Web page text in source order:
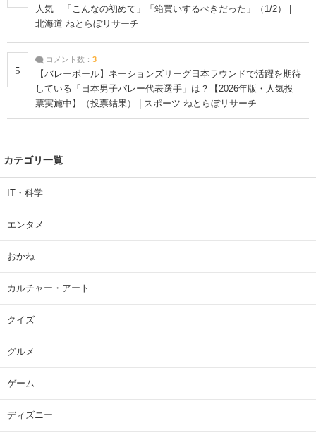
人気 「こんなの初めて」「箱買いするべきだった」（1/2） |
北海道 ねとらぼリサーチ
5
コメント数： 3
【バレーボール】ネーションズリーグ日本ラウンドで活躍を期待
している「日本男子バレー代表選手」は？【2026年版・人気投
票実施中】（投票結果） | スポーツ ねとらぼリサーチ
カテゴリ一覧
IT・科学
エンタメ
おかね
カルチャー・アート
クイズ
グルメ
ゲーム
ディズニー